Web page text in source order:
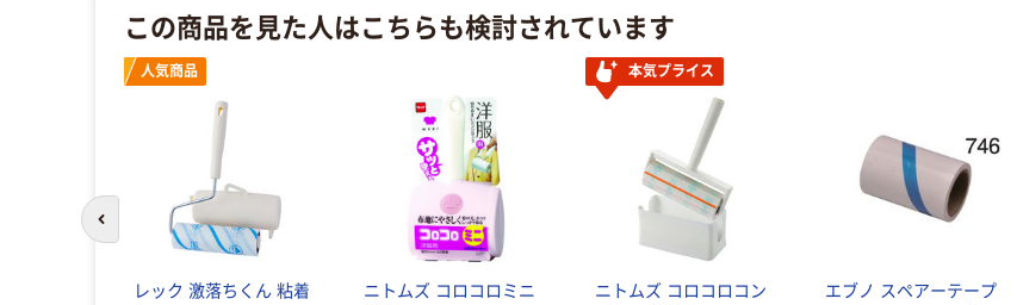
この商品を見た人はこちらも検討されています
人気商品
レック 激落ちくん 粘着
ニトムズ コロコロミニ
本気プライス
ニトムズ コロコロコン
エブノ スペアーテープ
前のスライドへ